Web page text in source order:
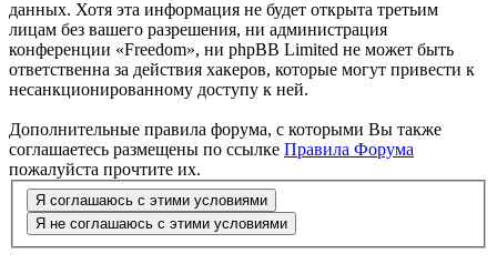
данных. Хотя эта информация не будет открыта третьим
лицам без вашего разрешения, ни администрация
конференции «Freedom», ни phpBB Limited не может быть
ответственна за действия хакеров, которые могут привести к
несанкционированному доступу к ней.
Дополнительные правила форума, с которыми Вы также
соглашаетесь размещены по ссылке Правила Форума
пожалуйста прочтите их.